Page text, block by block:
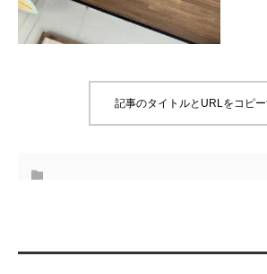
記事のタイトルとURLをコピ